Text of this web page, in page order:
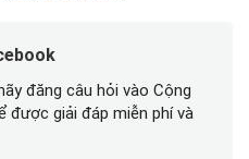
đăng câu hỏi vào Cộng
được giải đáp miễn phí và